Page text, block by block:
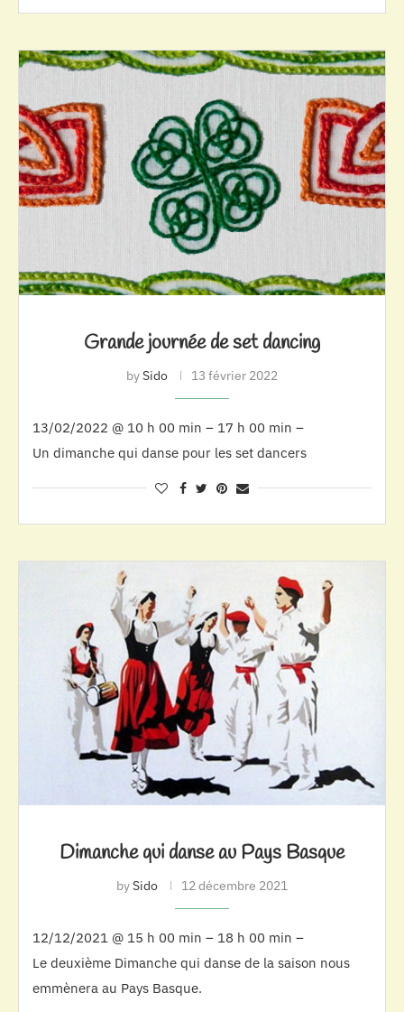
Grande journée de set dancing
bySido 13 février 2022
13/02/2022 @ 10 h 00 min – 17 h 00 min –
Un dimanche qui danse pour les set dancers
Dimanche qui danse au Pays Basque
bySido 12 décembre 2021
12/12/2021 @ 15 h 00 min – 18 h 00 min –
Le deuxième Dimanche qui danse de la saison nous
emmènera au Pays Basque.